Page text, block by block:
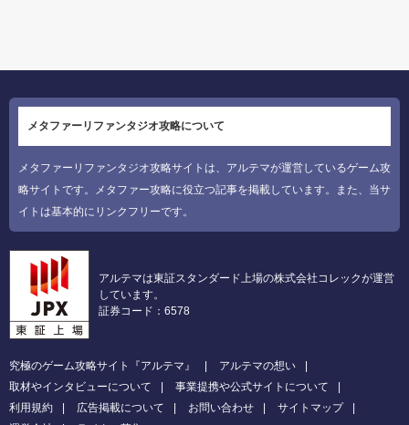
メタファーリファンタジオ攻略について
メタファーリファンタジオ攻略サイトは、アルテマが運営しているゲーム攻
略サイトです。メタファー攻略に役立つ記事を掲載しています。また、当サ
イトは基本的にリンクフリーです。
アルテマは東証スタンダード上場の株式会社コレックが運営
しています。
証券コード：6578
究極のゲーム攻略サイト『アルテマ』
アルテマの想い
取材やインタビューについて
事業提携や公式サイトについて
利用規約
広告掲載について お問い合わせ
サイトマップ